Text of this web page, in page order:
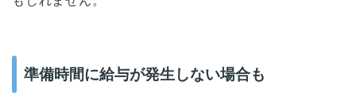
準備時間に給与が発生しない場合も